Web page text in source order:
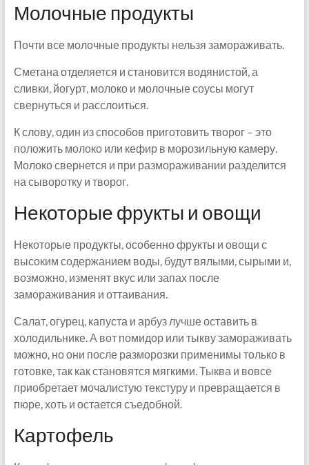
Молочные продукты
Почти все молочные продукты нельзя замораживать.
Сметана отделяется и становится водянистой, а
сливки, йогурт, молоко и молочные соусы могут
свернуться и расслоиться.
К слову, один из способов приготовить творог – это
положить молоко или кефир в морозильную камеру.
Молоко свернется и при размораживании разделится
на сыворотку и творог.
Некоторые фрукты и овощи
Некоторые продукты, особенно фрукты и овощи с
высоким содержанием воды, будут вялыми, сырыми и,
возможно, изменят вкус или запах после
замораживания и оттаивания.
Салат, огурец, капуста и арбуз лучше оставить в
холодильнике. А вот помидор или тыкву замораживать
можно, но они после разморозки применимы только в
готовке, так как становятся мягкими. Тыква и вовсе
приобретает мочалистую текстуру и превращается в
пюре, хоть и остается съедобной.
Картофель